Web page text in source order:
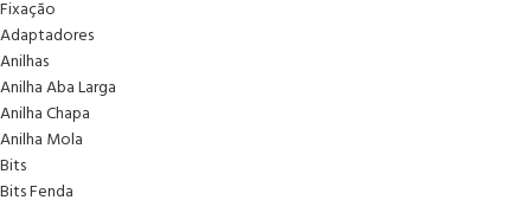
Fixação
Adaptadores
Anilhas
Anilha Aba Larga
Anilha Chapa
Anilha Mola
Bits
Bits Fenda